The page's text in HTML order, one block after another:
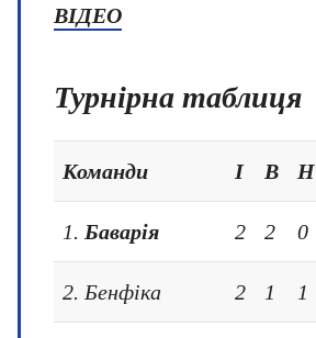
ВІДЕО
Турнірна таблиця
Команди І В Н
1. Баварія 2 2 0
2. Бенфіка 2 1 1